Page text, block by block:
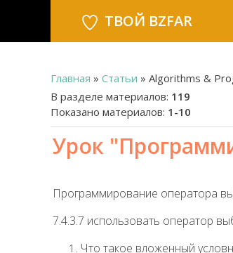
ТВОЙ BZFAR
Главная » Статьи » Algorithms &
В разделе материалов: 119
Показано материалов: 1-10
Урок
Программирование оператора
7.4.3.7 использовать оператор
Что такое вложенный